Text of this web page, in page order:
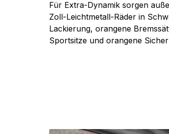
Für Extra-Dynamik sorgen
Zoll-Leichtmetall-Räder in
Lackierung, orangene
Sportsitze und orangene